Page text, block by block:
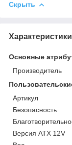
Скрыть
Характеристики
Основные
Производитель
Артикул
Безопасность
Версия ATX 12V